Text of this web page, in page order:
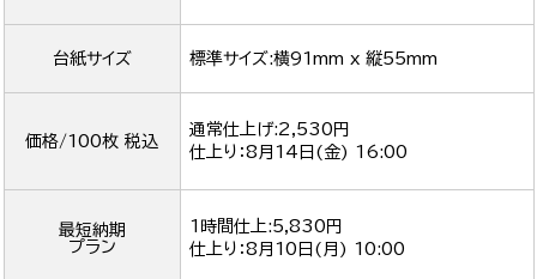
台紙サイズ 標準サイズ:横91mm x 縦55mm
価格/100枚 税込
通常仕上げ:2,530円
仕上り：8月14日(金) 16:00
最短納期
プラン
1時間仕上:5,830円
仕上り：8月10日(月) 10:00